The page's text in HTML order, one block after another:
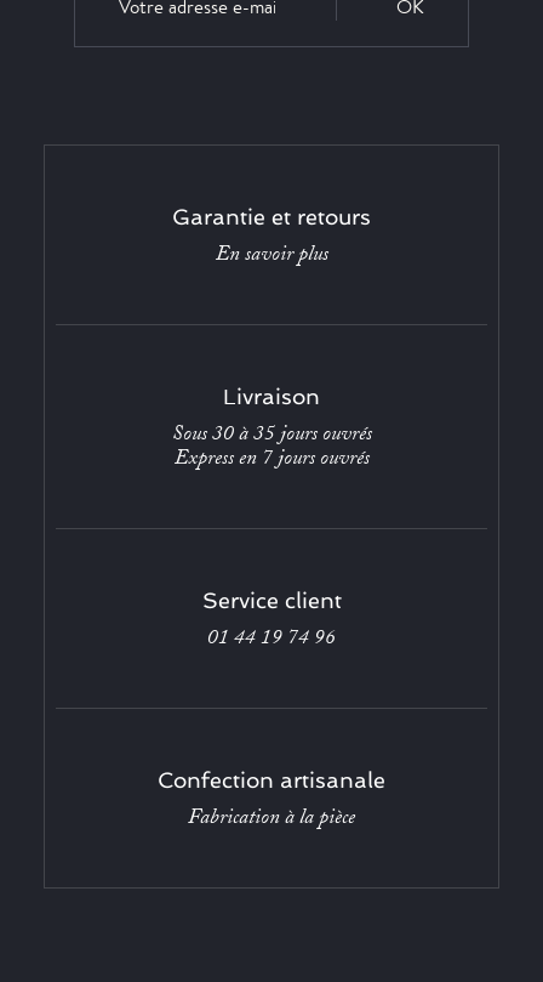
OK
Garantie et retours
En savoir plus
Livraison
Sous 30 à 35 jours ouvrés
Express en 7 jours ouvrés
Service client
01 44 19 74 96
Confection artisanale
Fabrication à la pièce